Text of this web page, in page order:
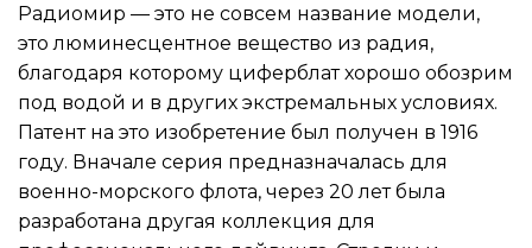
Радиомир — это не совсем название модели,
это люминесцентное вещество из радия,
благодаря которому циферблат хорошо обозрим
под водой и в других экстремальных условиях.
Патент на это изобретение был получен в 1916
году. Вначале серия предназначалась для
военно-морского флота, через 20 лет была
разработана другая коллекция для